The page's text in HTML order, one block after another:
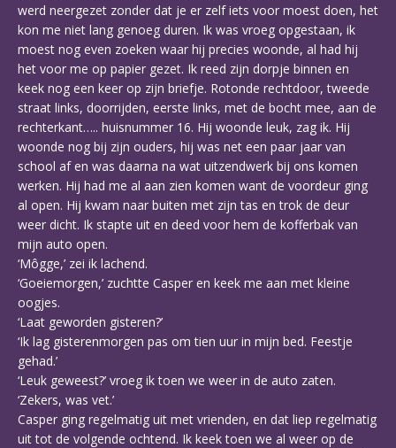
werd neergezet zonder dat je er zelf iets voor moest doen, het
kon me niet lang genoeg duren. Ik was vroeg opgestaan, ik
moest nog even zoeken waar hij precies woonde, al had hij
het voor me op papier gezet. Ik reed zijn dorpje binnen en
keek nog een keer op zijn briefje. Rotonde rechtdoor, tweede
straat links, doorrijden, eerste links, met de bocht mee, aan de
rechterkant….. huisnummer 16. Hij woonde leuk, zag ik. Hij
woonde nog bij zijn ouders, hij was net een paar jaar van
school af en was daarna na wat uitzendwerk bij ons komen
werken. Hij had me al aan zien komen want de voordeur ging
al open. Hij kwam naar buiten met zijn tas en trok de deur
weer dicht. Ik stapte uit en deed voor hem de kofferbak van
mijn auto open.
‘Môgge,’ zei ik lachend.
‘Goeiemorgen,’ zuchtte Casper en keek me aan met kleine
oogjes.
‘Laat geworden gisteren?’
‘Ik lag gisterenmorgen pas om tien uur in mijn bed. Feestje
gehad.’
‘Leuk geweest?’ vroeg ik toen we weer in de auto zaten.
‘Zekers, was vet.’
Casper ging regelmatig uit met vrienden, en dat liep regelmatig
uit tot de volgende ochtend. Ik keek toen we al weer op de